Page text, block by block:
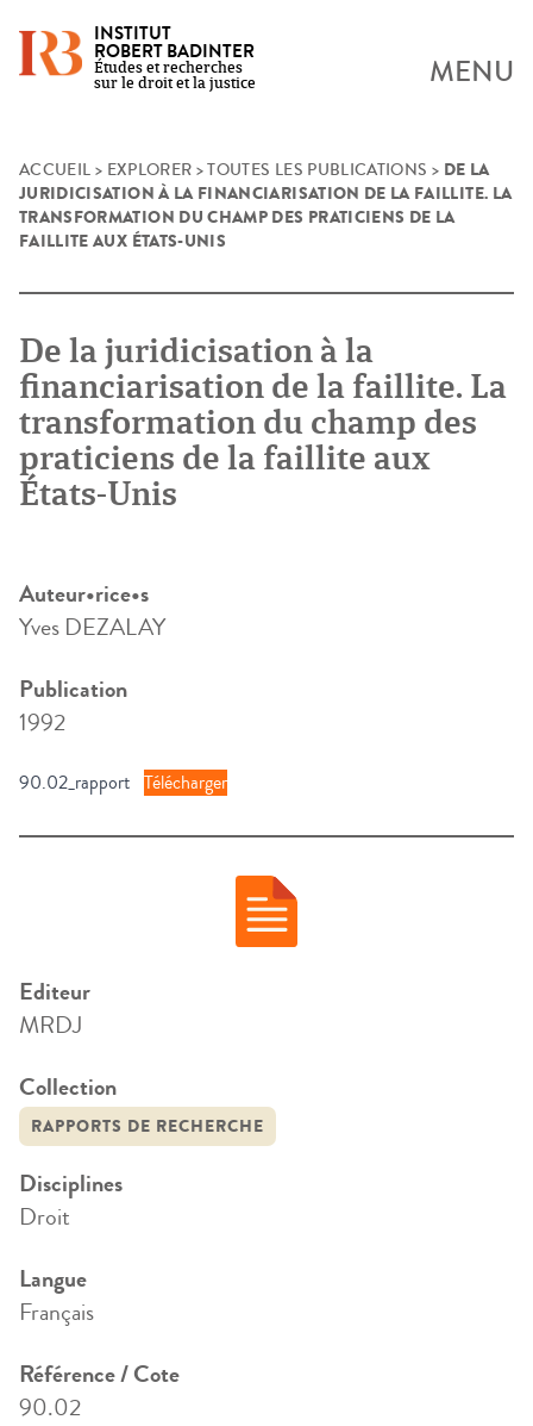
Skip
content
INSTITUT
ROBERT BADINTER
Études et recherches
sur le droit et la justice
MENU
ACCUEIL > EXPLORER >TOUTES LES PUBLICATIONS > DE LA
JURIDICISATION À LA FINANCIARISATION DE LA FAILLITE. LA
TRANSFORMATION DU CHAMP DES PRATICIENS DE LA
FAILLITE AUX ÉTATS-UNIS
De la juridicisation à la
financiarisation de la faillite. La
transformation du champ des
praticiens de la faillite aux
États-Unis
Auteur•rice•s
Yves DEZALAY
Publication
1992
90.02_rapport Télécharger
Editeur
MRDJ
Collection
RAPPORTS DE RECHERCHE
Disciplines
Droit
Langue
Français
Référence / Cote
90.02